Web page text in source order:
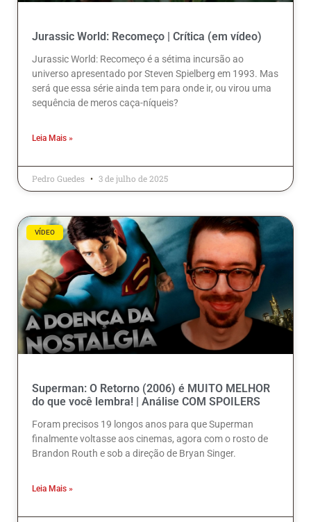
Jurassic World: Recomeço | Crítica (em vídeo)
Jurassic World: Recomeço é a sétima incursão ao
universo apresentado por Steven Spielberg em 1993. Mas
será que essa série ainda tem para onde ir, ou virou uma
sequência de meros caça-níqueis?
Leia Mais »
Pedro Guedes 3 de julho de 2025
VÍDEO
Superman: O Retorno (2006) é MUITO MELHOR
do que você lembra! | Análise COM SPOILERS
Foram precisos 19 longos anos para que Superman
finalmente voltasse aos cinemas, agora com o rosto de
Brandon Routh e sob a direção de Bryan Singer.
Leia Mais »